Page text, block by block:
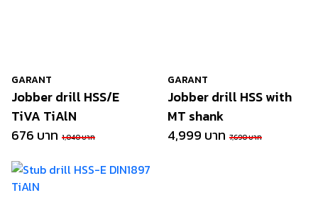
GARANT
Jobber drill HSS/E
TiVA TiAlN
676 บาท 1,040 บาท
GARANT
Jobber drill HSS with
MT shank
4,999 บาท 7,690 บาท